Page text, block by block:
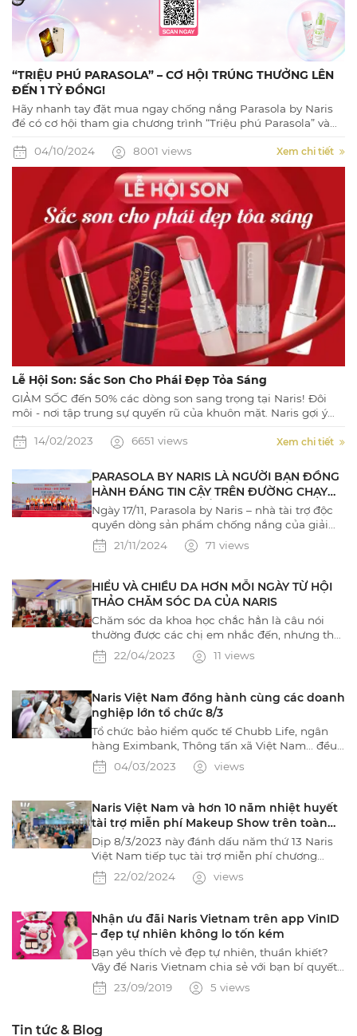
Tin tức & Blog
“TRIỆU PHÚ PARASOLA” – CƠ HỘI TRÚNG THƯỞNG LÊN
ĐẾN 1 TỶ ĐỒNG!
Hãy nhanh tay đặt mua ngay chống nắng Parasola by Naris
để có cơ hội tham gia chương trình “Triệu phú Parasola” và
04/10/2024
8001 views Xem chi tiết
Lễ Hội Son: Sắc Son Cho Phái Đẹp Tỏa Sáng
GIẢM SỐC đến 50% các dòng son sang trọng tại Naris! Đôi
môi - nơi tập trung sự quyến rũ của khuôn mặt. Naris gợi ý
bạn cuốn hút mọi ánh nhìn!! Đừng bỏ lỡ những ưu đãi siêu
14/02/2023 6651 views Xem chi tiết
PARASOLA BY NARIS LÀ NGƯỜI BẠN ĐỒNG
HÀNH ĐÁNG TIN CẬY TRÊN ĐƯỜNG CHẠY
STRONG VIETNAM CỦA CÁC NAM VƯƠNG
QUỐC TẾ
Ngày 17/11, Parasola by Naris – nhà tài trợ độc
quyền dòng sản phẩm chống nắng của giải
Marathon Strong Vietnam 2024 đã đồng hành
và mang đến giải pháp bảo vệ làn da vượt trội
chỉ tự tin chinh phục đường chạy mà còn tỏa
sáng trong vòng 2 của phần thi Mr Sport.
21/11/2024 71 views
HIỂU VÀ CHIỀU DA HƠN MỖI NGÀY TỪ HỘI
THẢO CHĂM SÓC DA CỦA NARIS
Chăm sóc da khoa học chắc hẳn là câu nói
thường được các chị em nhắc đến, nhưng thật
sự chúng ta đã hiểu rõ việc chăm sóc da mặt
đúng cách chưa?
22/04/2023 11 views
Naris Việt Nam đồng hành cùng các doanh
nghiệp lớn tổ chức 8/3
Tổ chức bảo hiểm quốc tế Chubb Life, ngân
hàng Eximbank, Thông tấn xã Việt Nam... đều
là các đối tác của Naris Việt Nam trong hành
trình tạo nên ngày 8/3 ý nghĩa cho chị em phụ
04/03/2023 views
Naris Việt Nam và hơn 10 năm nhiệt huyết
tài trợ miễn phí Makeup Show trên toàn
quốc
Dịp 8/3/2023 này đánh dấu năm thứ 13 Naris
Việt Nam tiếp tục tài trợ miễn phí chương
trình Makeup Show: Bao gồm chi phí tổ chức
và quà tặng giá trị cao cho các chị em cán bộ
Việt Nam.
22/02/2024 views
Nhận ưu đãi Naris Vietnam trên app VinID
– đẹp tự nhiên không lo tốn kém
Bạn yêu thích vẻ đẹp tự nhiên, thuần khiết?
Vậy để Naris Vietnam chia sẻ với bạn bí quyết
làm đẹp hoàn hảo mà không hề tốn kém với
ưu đãi hấp dẫn trên app VinID nhé!Naris
23/09/2019 5 views